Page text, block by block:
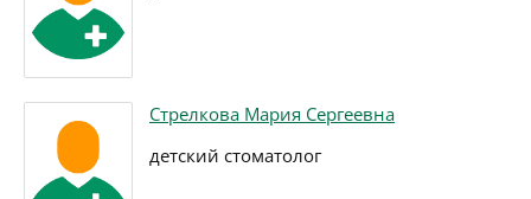
Стрелкова Мария Сергеевна
детский стоматолог